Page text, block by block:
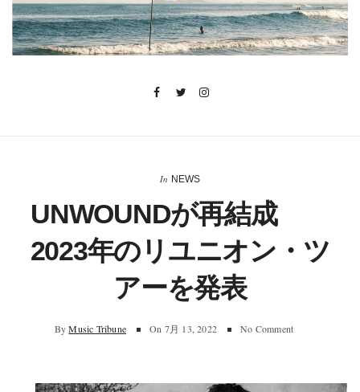
In NEWS
UNWOUNDが再結成
2023年のリユニオン・ツ
アーを発表
By Music Tribune On 7月 13, 2022 No Comment